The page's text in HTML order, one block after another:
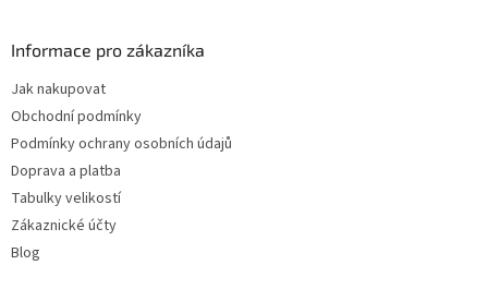
Informace pro zákazníka
Jak nakupovat
Obchodní podmínky
Podmínky ochrany osobních údajů
Doprava a platba
Tabulky velikostí
Zákaznické účty
Blog